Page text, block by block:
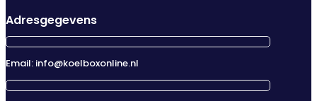
Adresgegevens
Email: info@koelboxonline.nl